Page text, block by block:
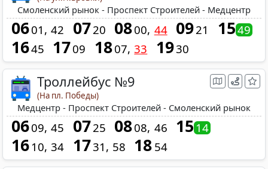
Смоленский рынок - Проспект Строителей - Медцентр
0601 42 0720 0800 44 0921 1549
1645 1709 1807 33 1930
Троллейбус №9
(На пл. Победы)
Медцентр - Проспект Строителей - Смоленский рынок
0609 45 0725 0808 46 1514
16 10 34 1731 58 18 54